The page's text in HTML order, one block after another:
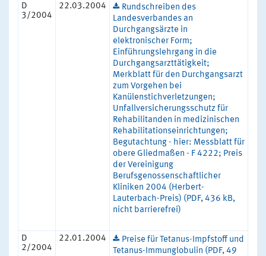
D
3/2004
22.03.2004
Rundschreiben des
Landesverbandes an
Durchgangsärzte in
elektronischer Form;
Einführungslehrgang in die
Durchgangsarzttätigkeit;
Merkblatt für den Durchgangsarzt
zum Vorgehen bei
Kanülenstichverletzungen;
Unfallversicherungsschutz für
Rehabilitanden in medizinischen
Rehabilitationseinrichtungen;
Begutachtung - hier: Messblatt für
obere Gliedmaßen - F 4222; Preis
der Vereinigung
Berufsgenossenschaftlicher
Kliniken 2004 (Herbert-
Lauterbach-Preis) (PDF, 436 kB,
nicht barrierefrei)
D
2/2004
22.01.2004
Preise für Tetanus-Impfstoff und
Tetanus-Immunglobulin (PDF, 49